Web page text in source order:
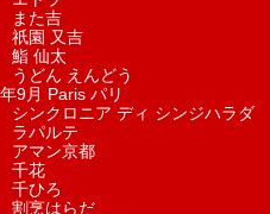
また吉
祇園 又吉
鮨 仙太
どん えんどう
9月 Paris パリ
ンクロニア ディ シンジハラダ
ラパルテ
マン京都
千花
千ひろ
烹はらだ